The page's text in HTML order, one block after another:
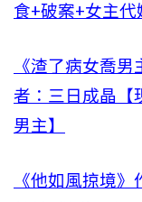
食+破案+女主代
《渣了病女喬
者：三日成晶【
男主】
《他如風掠境